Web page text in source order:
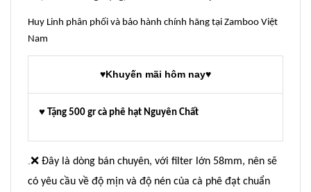
Huy Linh phân phối và bảo hành chính hãng tại Zamboo Việt
Nam
♥Khuyến mãi hôm nay♥
♥ Tặng 500 gr cà phê hạt Nguyên Chất
❌ Đây là dòng bán chuyên, với filter lớn 58mm, nên sẽ
có yêu cầu về độ mịn và độ nén của cà phê đạt chuẩn